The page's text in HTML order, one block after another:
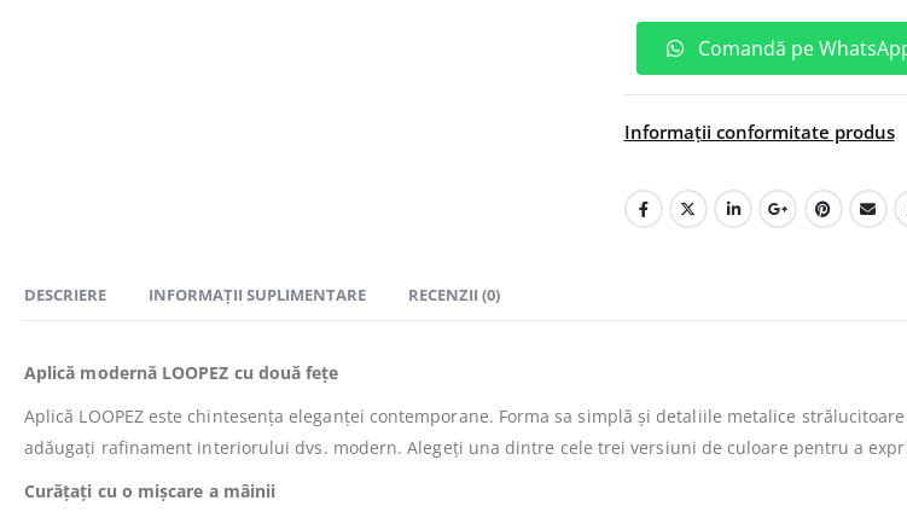
Comandă pe
Informații conformitate produs
DESCRIERE INFORMAȚII SUPLIMENTARE RECENZII (0)
Aplică modernă LOOPEZ cu două fețe
Aplică LOOPEZ este chintesența eleganței contemporane. Forma sa simplă și detaliile metalice
adăugați rafinament interiorului dvs. modern. Alegeți una dintre cele trei versiuni de culoare pentru a
Curățați cu o mișcare a mâinii